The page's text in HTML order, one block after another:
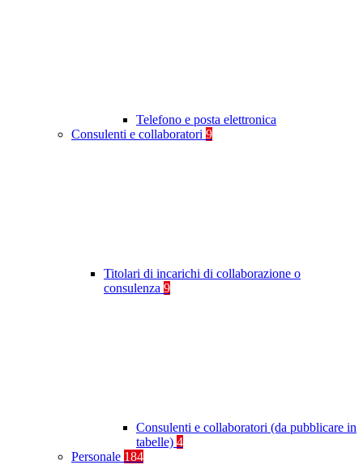
Telefono e posta elettronica
Consulenti e collaboratori 9
Titolari di incarichi di collaborazione o
consulenza 9
Consulenti e collaboratori (da pubblicare in
tabelle) 4
Personale 184